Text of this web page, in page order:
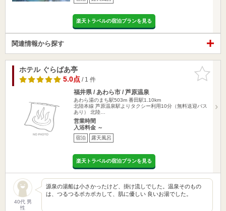
楽天トラベルの宿泊プランを見る
関連情報から探す
お気に入
りに追加
ホテル ぐらばあ亭
5.0点/ 1 件
福井県 / あわら市 / 芦原温泉
あわら湯のまち駅503m 番田駅1.10km
北陸本線 芦原温泉駅よりタクシー利用10分（無料送迎バス
あり） 北陸…
営業時間
入浴料金 ～
宿泊 露天風呂
楽天トラベルの宿泊プランを見る
40代 男
性
源泉の湯船は小さかったけど、掛け流しでした。温泉そのもの
は、つるつるポカポカして、肌に優しい 良いお湯でした。